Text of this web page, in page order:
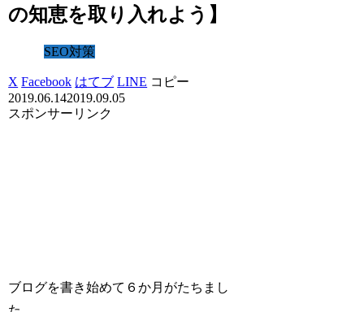
の知恵を取り入れよう】
SEO対策
X Facebook はてブ LINE コピー
2019.06.142019.09.05
スポンサーリンク
ブログを書き始めて６か月がたちまし